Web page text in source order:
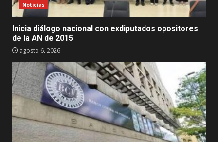
Noticias
Inicia diálogo nacional con exdiputados opositores
de la AN de 2015
agosto 6, 2026